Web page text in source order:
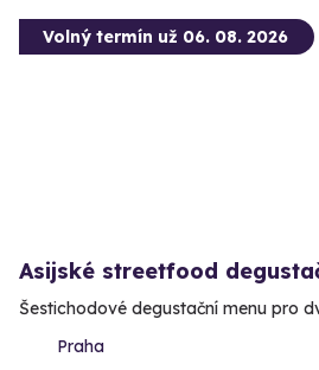
Volný termín už 06. 08. 2026
Asijské streetfood
Šestichodové degustační menu pro
Praha